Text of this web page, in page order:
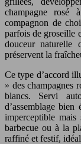
champagne
compagnon de
parfois de groseille
douceur naturelle
préservent la
Ce type d’accord
» des champagnes
blancs. Servi
d’assemblage
imperceptible
barbecue ou à la
raffiné et festif,